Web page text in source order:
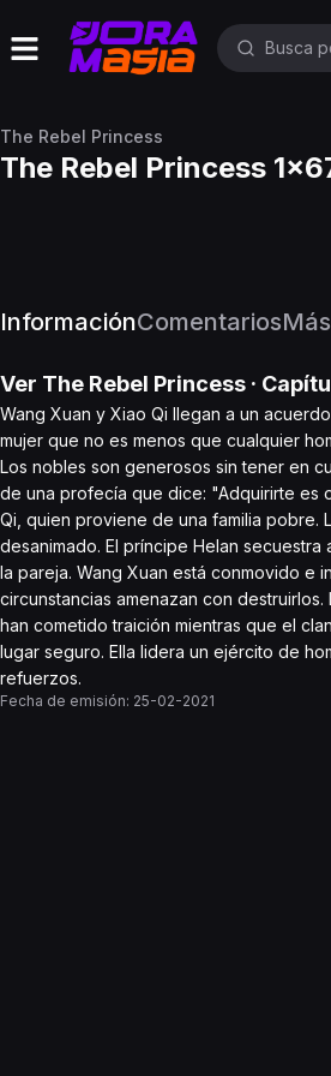
The Rebel Princess
The Rebel Princess
InformaciónComentarios
Ver The Rebel Princess ·
Wang Xuan y Xiao Qi llegan a un
mujer que no es menos que cualquier
Los nobles son generosos sin tener en
de una profecía que dice: "Adquirirte es
Qi, quien proviene de una familia pobre.
desanimado. El príncipe Helan
la pareja. Wang Xuan está conmovido e
circunstancias amenazan con
han cometido traición mientras que el
lugar seguro. Ella lidera un ejército de
refuerzos.
Fecha de emisión: 25-02-2021